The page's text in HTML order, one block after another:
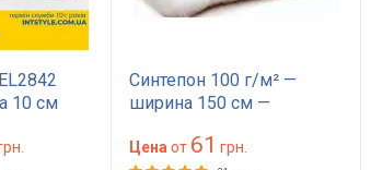
10 см
для
Синтепон 100 г/м² —
ширина 150 см —
утепления
Цена от 61 грн.